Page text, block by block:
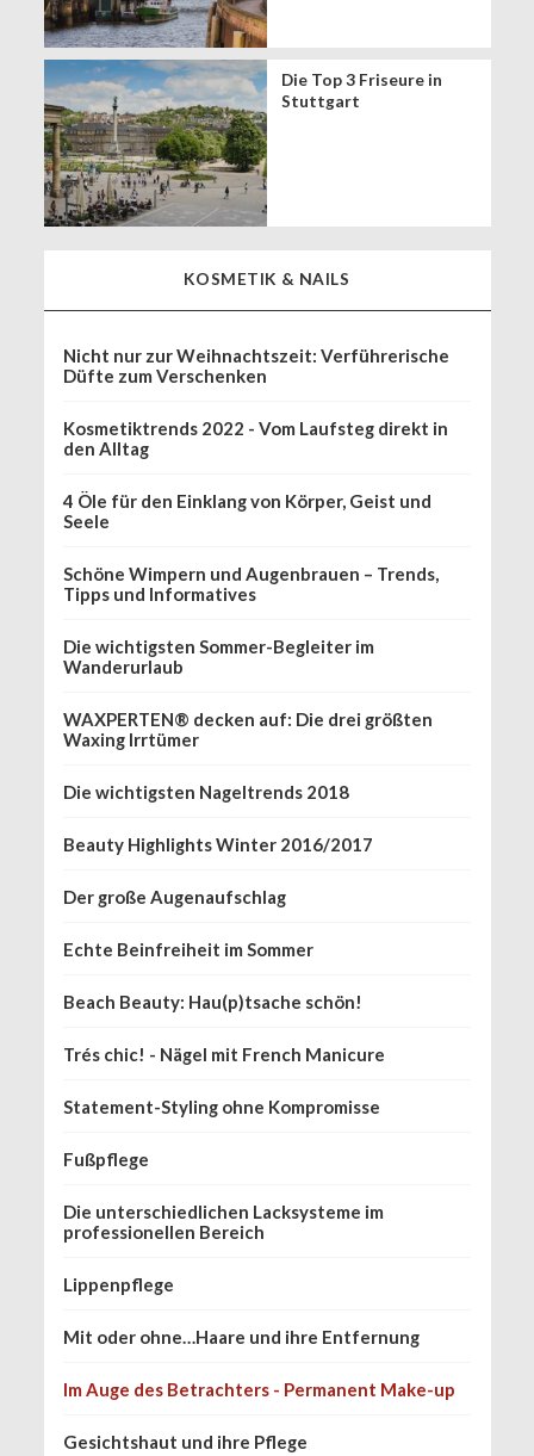
Die Top 3 Friseure in
Stuttgart
KOSMETIK & NAILS
Nicht nur zur Weihnachtszeit: Verführerische
Düfte zum Verschenken
Kosmetiktrends 2022 - Vom Laufsteg direkt in
den Alltag
4 Öle für den Einklang von Körper, Geist und
Seele
Schöne Wimpern und Augenbrauen – Trends,
Tipps und Informatives
Die wichtigsten Sommer-Begleiter im
Wanderurlaub
WAXPERTEN® decken auf: Die drei größten
Waxing Irrtümer
Die wichtigsten Nageltrends 2018
Beauty Highlights Winter 2016/2017
Der große Augenaufschlag
Echte Beinfreiheit im Sommer
Beach Beauty: Hau(p)tsache schön!
Trés chic! - Nägel mit French Manicure
Statement-Styling ohne Kompromisse
Fußpflege
Die unterschiedlichen Lacksysteme im
professionellen Bereich
Lippenpflege
Mit oder ohne…Haare und ihre Entfernung
Im Auge des Betrachters - Permanent Make-up
Gesichtshaut und ihre Pflege